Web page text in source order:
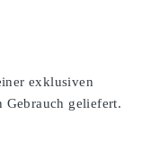
exklusiven
Gebrauch geliefert.